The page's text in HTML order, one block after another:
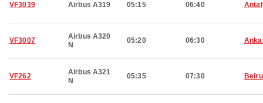
VF3039 Airbus A319 05:15 06:40
VF3007
Airbus A320
N
05:20 06:30
VF262
Airbus A321
N
05:35 07:30